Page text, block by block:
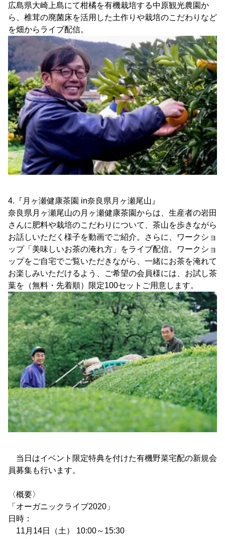
広島県大崎上島にて柑橘を有機栽培する中原観光農園か
ら、椎茸の廃菌床を活用した土作りや栽培のこだわりなど
を畑からライブ配信。
4.『月ヶ瀬健康茶園 in奈良県月ヶ瀬尾山』
奈良県月ヶ瀬尾山の月ヶ瀬健康茶園からは、生産者の岩田
さんに肥料や栽培のこだわりについて、茶山を歩きながら
お話しいただく様子を動画でご紹介。さらに、ワークショ
ップ「美味しいお茶の淹れ方」をライブ配信。ワークショ
ップをご自宅でご覧いただきながら、一緒にお茶を淹れて
お楽しみいただけるよう、ご希望の会員様には、お試し茶
葉を（無料・先着順）限定100セットご用意します。
当日はイベント限定特典を付けた有機野菜宅配の新規会
員募集も行います。
〈概要〉
「オーガニックライブ2020」
日時：
11月14日（土） 10:00～15:30